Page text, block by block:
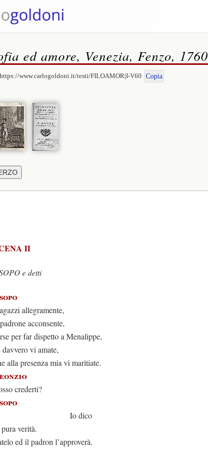
ed amore, Venezia, Fenzo, 1760
https://www.carlogoldoni.it/testi/FILOAMOR|I-V60 Copia
II
e detti
allegramente,
acconsente,
per far dispetto a Menalippe,
davvero vi amate,
alla presenza mia vi maritiate.
crederti?
dico
verità.
ed il padron l’approverà.